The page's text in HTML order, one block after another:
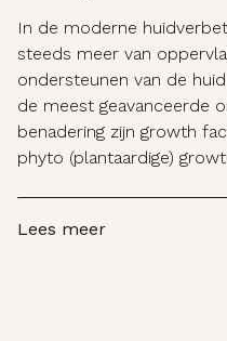
In de moderne
steeds meer van
ondersteunen van de
de meest geavanceerde
benadering zijn growth
phyto (plantaardige)
Lees meer